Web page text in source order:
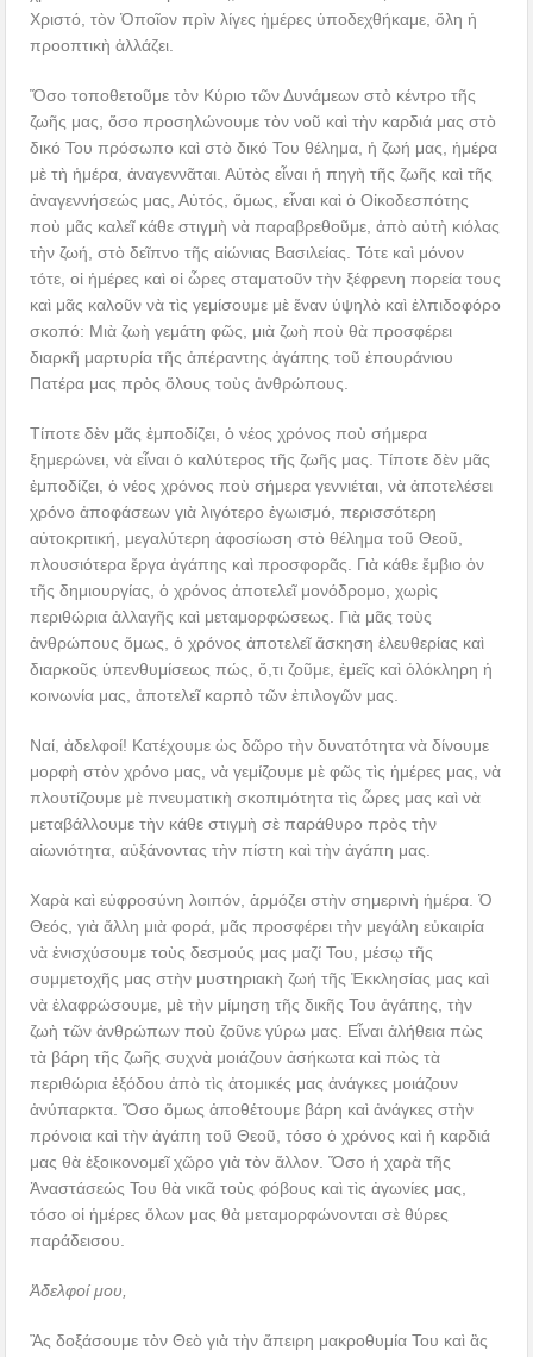
Χριστό, τὸν Ὁποῖον πρὶν λίγες ἡμέρες ὑποδεχθήκαμε, ὅλη ἡ
προοπτικὴ ἀλλάζει.
Ὅσο τοποθετοῦμε τὸν Κύριο τῶν Δυνάμεων στὸ κέντρο τῆς
ζωῆς μας, ὅσο προσηλώνουμε τὸν νοῦ καὶ τὴν καρδιά μας στὸ
δικό Του πρόσωπο καὶ στὸ δικό Του θέλημα, ἡ ζωή μας, ἡμέρα
μὲ τὴ ἡμέρα, ἀναγεννᾶται. Αὐτὸς εἶναι ἡ πηγὴ τῆς ζωῆς καὶ τῆς
ἀναγεννήσεώς μας, Αὐτός, ὅμως, εἶναι καὶ ὁ Οἰκοδεσπότης
ποὺ μᾶς καλεῖ κάθε στιγμὴ νὰ παραβρεθοῦμε, ἀπὸ αὐτὴ κιόλας
τὴν ζωή, στὸ δεῖπνο τῆς αἰώνιας Βασιλείας. Τότε καὶ μόνον
τότε, οἱ ἡμέρες καὶ οἱ ὧρες σταματοῦν τὴν ξέφρενη πορεία τους
καὶ μᾶς καλοῦν νὰ τὶς γεμίσουμε μὲ ἕναν ὑψηλὸ καὶ ἐλπιδοφόρο
σκοπό: Μιὰ ζωὴ γεμάτη φῶς, μιὰ ζωὴ ποὺ θὰ προσφέρει
διαρκῆ μαρτυρία τῆς ἀπέραντης ἀγάπης τοῦ ἐπουράνιου
Πατέρα μας πρὸς ὅλους τοὺς ἀνθρώπους.
Τίποτε δὲν μᾶς ἐμποδίζει, ὁ νέος χρόνος ποὺ σήμερα
ξημερώνει, νὰ εἶναι ὁ καλύτερος τῆς ζωῆς μας. Τίποτε δὲν μᾶς
ἐμποδίζει, ὁ νέος χρόνος ποὺ σήμερα γεννιέται, νὰ ἀποτελέσει
χρόνο ἀποφάσεων γιὰ λιγότερο ἐγωισμό, περισσότερη
αὐτοκριτική, μεγαλύτερη ἀφοσίωση στὸ θέλημα τοῦ Θεοῦ,
πλουσιότερα ἔργα ἀγάπης καὶ προσφορᾶς. Γιὰ κάθε ἔμβιο ὀν
τῆς δημιουργίας, ὁ χρόνος ἀποτελεῖ μονόδρομο, χωρὶς
περιθώρια ἀλλαγῆς καὶ μεταμορφώσεως. Γιὰ μᾶς τοὺς
ἀνθρώπους ὅμως, ὁ χρόνος ἀποτελεῖ ἄσκηση ἐλευθερίας καὶ
διαρκοῦς ὑπενθυμίσεως πώς, ὅ,τι ζοῦμε, ἐμεῖς καὶ ὁλόκληρη ἡ
κοινωνία μας, ἀποτελεῖ καρπὸ τῶν ἐπιλογῶν μας.
Ναί, ἀδελφοί! Κατέχουμε ὡς δῶρο τὴν δυνατότητα νὰ δίνουμε
μορφὴ στὸν χρόνο μας, νὰ γεμίζουμε μὲ φῶς τὶς ἡμέρες μας, νὰ
πλουτίζουμε μὲ πνευματικὴ σκοπιμότητα τὶς ὧρες μας καὶ νὰ
μεταβάλλουμε τὴν κάθε στιγμὴ σὲ παράθυρο πρὸς τὴν
αἰωνιότητα, αὐξάνοντας τὴν πίστη καὶ τὴν ἀγάπη μας.
Χαρὰ καὶ εὐφροσύνη λοιπόν, ἁρμόζει στὴν σημερινὴ ἡμέρα. Ὁ
Θεός, γιὰ ἄλλη μιὰ φορά, μᾶς προσφέρει τὴν μεγάλη εὐκαιρία
νὰ ἐνισχύσουμε τοὺς δεσμούς μας μαζί Του, μέσῳ τῆς
συμμετοχῆς μας στὴν μυστηριακὴ ζωή τῆς Ἐκκλησίας μας καὶ
νὰ ἐλαφρώσουμε, μὲ τὴν μίμηση τῆς δικῆς Του ἀγάπης, τὴν
ζωὴ τῶν ἀνθρώπων ποὺ ζοῦνε γύρω μας. Εἶναι ἀλήθεια πὼς
τὰ βάρη τῆς ζωῆς συχνὰ μοιάζουν ἀσήκωτα καὶ πὼς τὰ
περιθώρια ἐξόδου ἀπὸ τὶς ἀτομικές μας ἀνάγκες μοιάζουν
ἀνύπαρκτα. Ὅσο ὅμως ἀποθέτουμε βάρη καὶ ἀνάγκες στὴν
πρόνοια καὶ τὴν ἀγάπη τοῦ Θεοῦ, τόσο ὁ χρόνος καὶ ἡ καρδιά
μας θὰ ἐξοικονομεῖ χῶρο γιὰ τὸν ἄλλον. Ὅσο ἡ χαρὰ τῆς
Ἀναστάσεώς Του θὰ νικᾶ τοὺς φόβους καὶ τὶς ἀγωνίες μας,
τόσο οἱ ἡμέρες ὅλων μας θὰ μεταμορφώνονται σὲ θύρες
παράδεισου.
Ἀδελφοί μου,
Ἂς δοξάσουμε τὸν Θεὸ γιὰ τὴν ἄπειρη μακροθυμία Του καὶ ἂς